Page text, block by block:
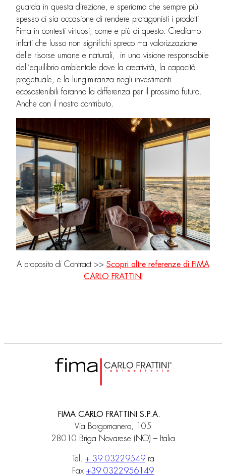
guarda in questa direzione, e speriamo che sempre più
spesso ci sia occasione di rendere protagonisti i prodotti
Fima in contesti virtuosi, come e più di questo. Crediamo
infatti che lusso non significhi spreco ma valorizzazione
delle risorse umane e naturali, in una visione responsabile
dell’equilibrio ambientale dove la creatività, la capacità
progettuale, e la lungimiranza negli investimenti
ecosostenibili faranno la differenza per il prossimo futuro.
Anche con il nostro contributo.
A proposito di Contract >> Scopri altre referenze di FIMA
CARLO FRATTINI
FIMA CARLO FRATTINI S.P.A.
Via Borgomanero, 105
28010 Briga Novarese (NO) – Italia
Tel. + 39 03229549ra
Fax +39 0322956149